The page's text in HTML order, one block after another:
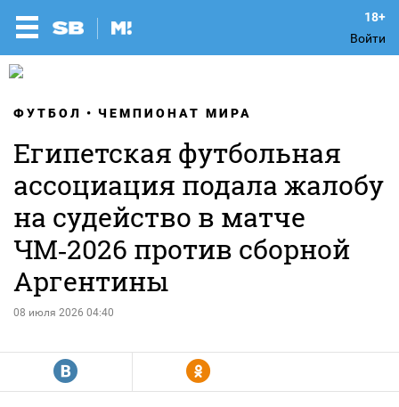
Войти
ФУТБОЛ ЧЕМПИОНАТ МИРА
Египетская футбольная
ассоциация подала жалобу
на судейство в матче
ЧМ‑2026 против сборной
Аргентины
08 июля 2026 04:40
R Y